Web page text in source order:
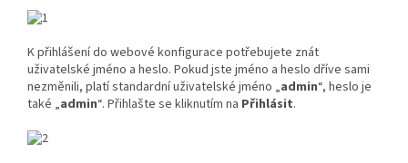
K přihlášení do webové konfigurace potřebujete znát
uživatelské jméno a heslo. Pokud jste jméno a heslo dříve sami
nezměnili, platí standardní uživatelské jméno „admin“, heslo je
také „admin“. Přihlašte se kliknutím na Přihlásit.